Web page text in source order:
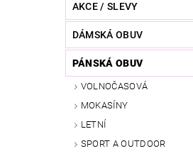
AKCE / SLEVY
DÁMSKÁ OBUV
PÁNSKÁ OBUV
VOLNOČASOVÁ
MOKASÍNY
LETNÍ
SPORT A OUTDOOR